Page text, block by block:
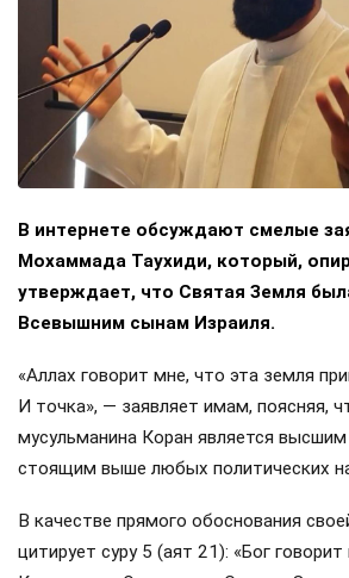
В интернете обсуждают смелые
Мохаммада Таухиди, который,
утверждает, что Святая Земля
Всевышним сынам Израиля.
«Аллах говорит мне, что эта земля
И точка», — заявляет имам, поясняя,
мусульманина Коран является
стоящим выше любых политических
В качестве прямого обоснования
цитирует суру 5 (аят 21): «Бог